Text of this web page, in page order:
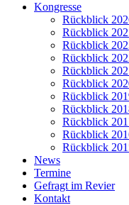
Kongresse
Rückblick
Rückblick
Rückblick
Rückblick
Rückblick
Rückblick
Rückblick
Rückblick
Rückblick
Rückblick
Rückblick
News
Termine
Gefragt im Revier
Kontakt